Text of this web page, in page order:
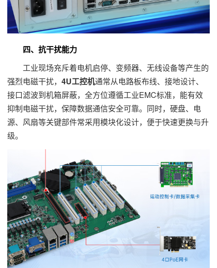
四、抗干扰能力
工业现场充斥着电机启停、变频器、无线设备等产生的
强烈电磁干扰， 4U工控机通常从电路板布线、接地设计、
接口滤波到机箱屏蔽，全方位遵循工业EMC标准，能有效
抑制电磁干扰，保障数据通信安全可靠。同时，硬盘、电
源、风扇等关键部件常采用模块化设计，便于快速更换与升
级。